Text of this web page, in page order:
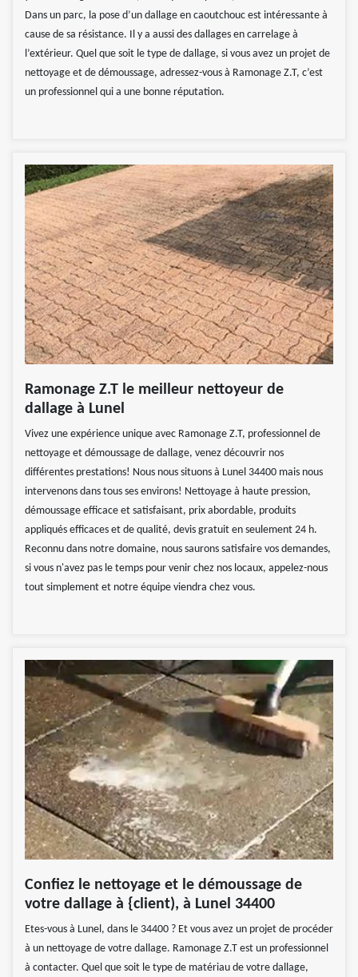
Dans un parc, la pose d’un dallage en caoutchouc est intéressante à
cause de sa résistance. Il y a aussi des dallages en carrelage à
l’extérieur. Quel que soit le type de dallage, si vous avez un projet de
nettoyage et de démoussage, adressez-vous à Ramonage Z.T, c’est
un professionnel qui a une bonne réputation.
Ramonage Z.T le meilleur nettoyeur de
dallage à Lunel
Vivez une expérience unique avec Ramonage Z.T, professionnel de
nettoyage et démoussage de dallage, venez découvrir nos
différentes prestations! Nous nous situons à Lunel 34400 mais nous
intervenons dans tous ses environs! Nettoyage à haute pression,
démoussage efficace et satisfaisant, prix abordable, produits
appliqués efficaces et de qualité, devis gratuit en seulement 24 h.
Reconnu dans notre domaine, nous saurons satisfaire vos demandes,
si vous n'avez pas le temps pour venir chez nos locaux, appelez-nous
tout simplement et notre équipe viendra chez vous.
Confiez le nettoyage et le démoussage de
votre dallage à {client), à Lunel 34400
Etes-vous à Lunel, dans le 34400 ? Et vous avez un projet de procéder
à un nettoyage de votre dallage. Ramonage Z.T est un professionnel
à contacter. Quel que soit le type de matériau de votre dallage,